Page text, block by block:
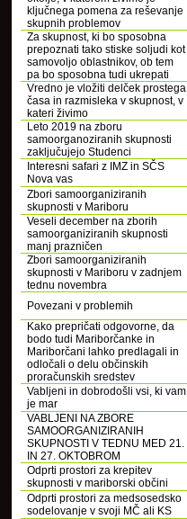
ključnega pomena za reševanje
skupnih problemov
Za skupnost, ki bo sposobna
prepoznati tako stiske soljudi kot
samovoljo oblastnikov, ob tem
pa bo sposobna tudi ukrepati
Vredno je vložiti delček prostega
časa in razmisleka v skupnost, v
kateri živimo
Leto 2019 na zboru
samoorganoziranih skupnosti
zaključujejo Studenci
Interesni safari z IMZ in SČS
Nova vas
Zbori samoorganiziranih
skupnosti v Mariboru
Veseli december na zborih
samoorganiziranih skupnosti
manj prazničen
Zbori samoorganiziranih
skupnosti v Mariboru v zadnjem
tednu novembra
Povezani v problemih
Kako prepričati odgovorne, da
bodo tudi Mariborčanke in
Mariborčani lahko predlagali in
odločali o delu občinskih
proračunskih sredstev
Vabljeni in dobrodošli vsi, ki vam
je mar
VABLJENI NA ZBORE
SAMOORGANIZIRANIH
SKUPNOSTI V TEDNU MED 21.
IN 27. OKTOBROM
Odprti prostori za krepitev
skupnosti v mariborski občini
Odprti prostori za medsosedsko
sodelovanje v svoji MČ ali KS